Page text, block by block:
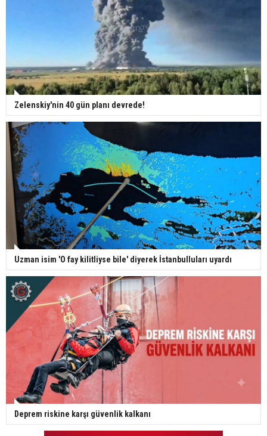
Zelenskiy'nin 40 gün planı devrede!
Uzman isim 'O fay kilitliyse bile' diyerek İstanbulluları uyardı
Deprem riskine karşı güvenlik kalkanı